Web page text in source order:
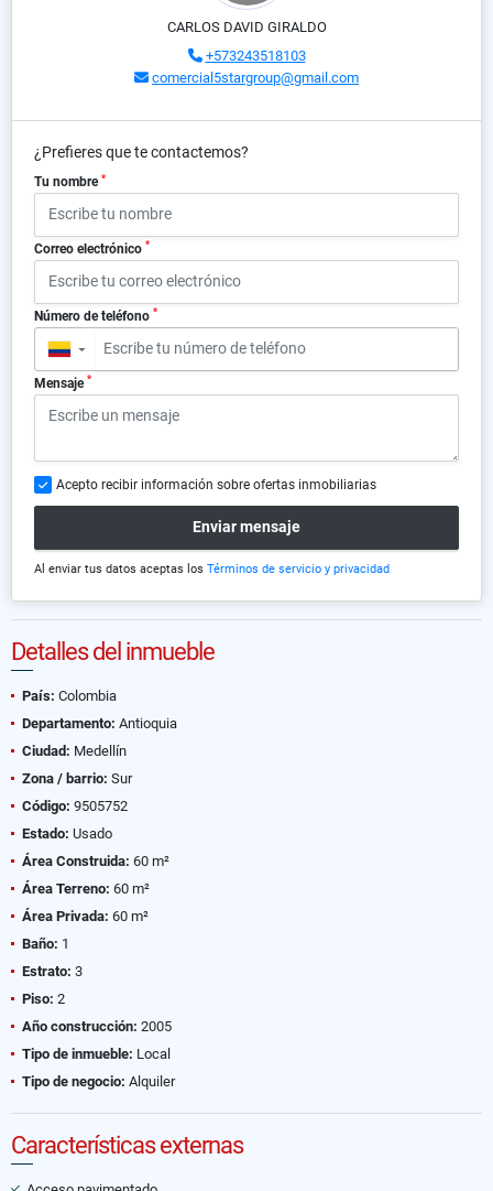
CARLOS DAVID GIRALDO
+573243518103
comercial5stargroup@gmail.com
¿Prefieres que te contactemos?
Tu nombre *
Correo electrónico *
Número de teléfono *
▼
Mensaje *
Acepto recibir información sobre ofertas inmobiliarias
Enviar mensaje
Al enviar tus datos aceptas los Términos de servicio y privacidad
Detalles del inmueble
País: Colombia
Departamento: Antioquia
Ciudad: Medellín
Zona / barrio: Sur
Código: 9505752
Estado: Usado
Área Construida: 60 m²
Área Terreno: 60 m²
Área Privada: 60 m²
Baño: 1
Estrato: 3
Piso: 2
Año construcción: 2005
Tipo de inmueble: Local
Tipo de negocio: Alquiler
Características externas